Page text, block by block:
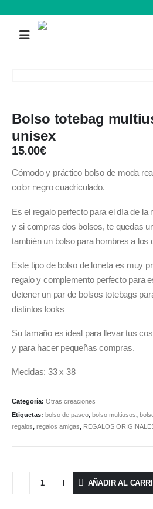
Bolso totebag
unisex
15.00€
Cómodo y práctico bolso de moda
color negro cuadriculado.
Es el regalo perfecto para el día de la
y si compras dos bolsos, te quedas
también un bolso para hombres a los
Este tipo de bolso de loneta es muy
regalo y complemento perfecto para
detener un par de bolsos totebags
distintos looks
Su tamaño es ideal para llevar tus
y para hacer pequeñas compras.
Medidas: 33 x 38
Categoría: Otras creaciones
Etiquetas: bolso de paseo, bolso multiusos,
regalos, regalos amigas, REGALOS
AÑADIR AL